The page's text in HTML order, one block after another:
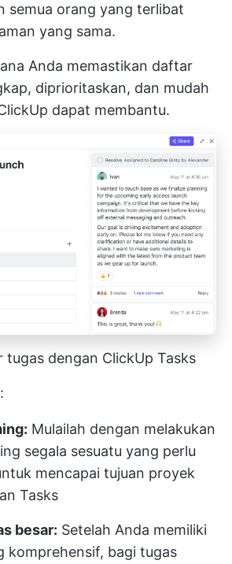
semua orang yang terlibat
yang sama.
Anda memastikan daftar
diprioritaskan, dan mudah
dapat membantu.
dengan ClickUp Tasks
Mulailah dengan melakukan
segala sesuatu yang perlu
mencapai tujuan proyek
Tasks
besar: Setelah Anda memiliki
komprehensif, bagi tugas